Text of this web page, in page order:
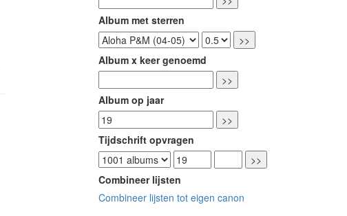
Album met sterren
Album x keer genoemd
Album op jaar
Tijdschrift opvragen
Combineer lijsten
Combineer lijsten tot eigen canon